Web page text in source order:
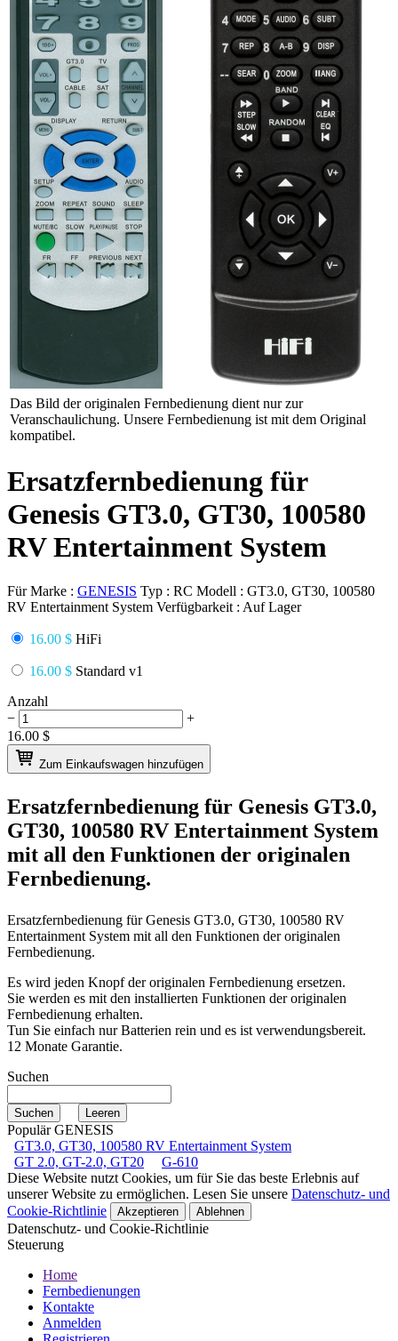
Das Bild der originalen Fernbedienung dient nur zur
Veranschaulichung. Unsere Fernbedienung ist mit dem Original
kompatibel.
Ersatzfernbedienung für
Genesis GT3.0, GT30, 100580
RV Entertainment System
Für Marke : GENESIS Typ : RC Modell : GT3.0, GT30, 100580
RV Entertainment System Verfügbarkeit : Auf Lager
16.00 $ HiFi
16.00 $ Standard v1
Anzahl
−
+
16.00 $
Zum Einkaufswagen hinzufügen
Ersatzfernbedienung für Genesis GT3.0,
GT30, 100580 RV Entertainment System
mit all den Funktionen der originalen
Fernbedienung.
Ersatzfernbedienung fürGenesis GT3.0, GT30, 100580 RV
Entertainment System mit all den Funktionen der originalen
Fernbedienung.
Es wird jeden Knopf der originalen Fernbedienung ersetzen.
Sie werden es mit den installierten Funktionen der originalen
Fernbedienung erhalten.
Tun Sie einfach nur Batterien rein und es ist verwendungsbereit.
12 Monate Garantie.
Suchen
Populär GENESIS
GT3.0, GT30, 100580 RV Entertainment System
GT 2.0, GT-2.0, GT20
G-610
Diese Website nutzt Cookies, um für Sie das beste Erlebnis auf
unserer Website zu ermöglichen. Lesen Sie unsere Datenschutz- und
Cookie-Richtlinie
Akzeptieren Ablehnen
Datenschutz- und Cookie-Richtlinie
Steuerung
Home
Fernbedienungen
Kontakte
Anmelden